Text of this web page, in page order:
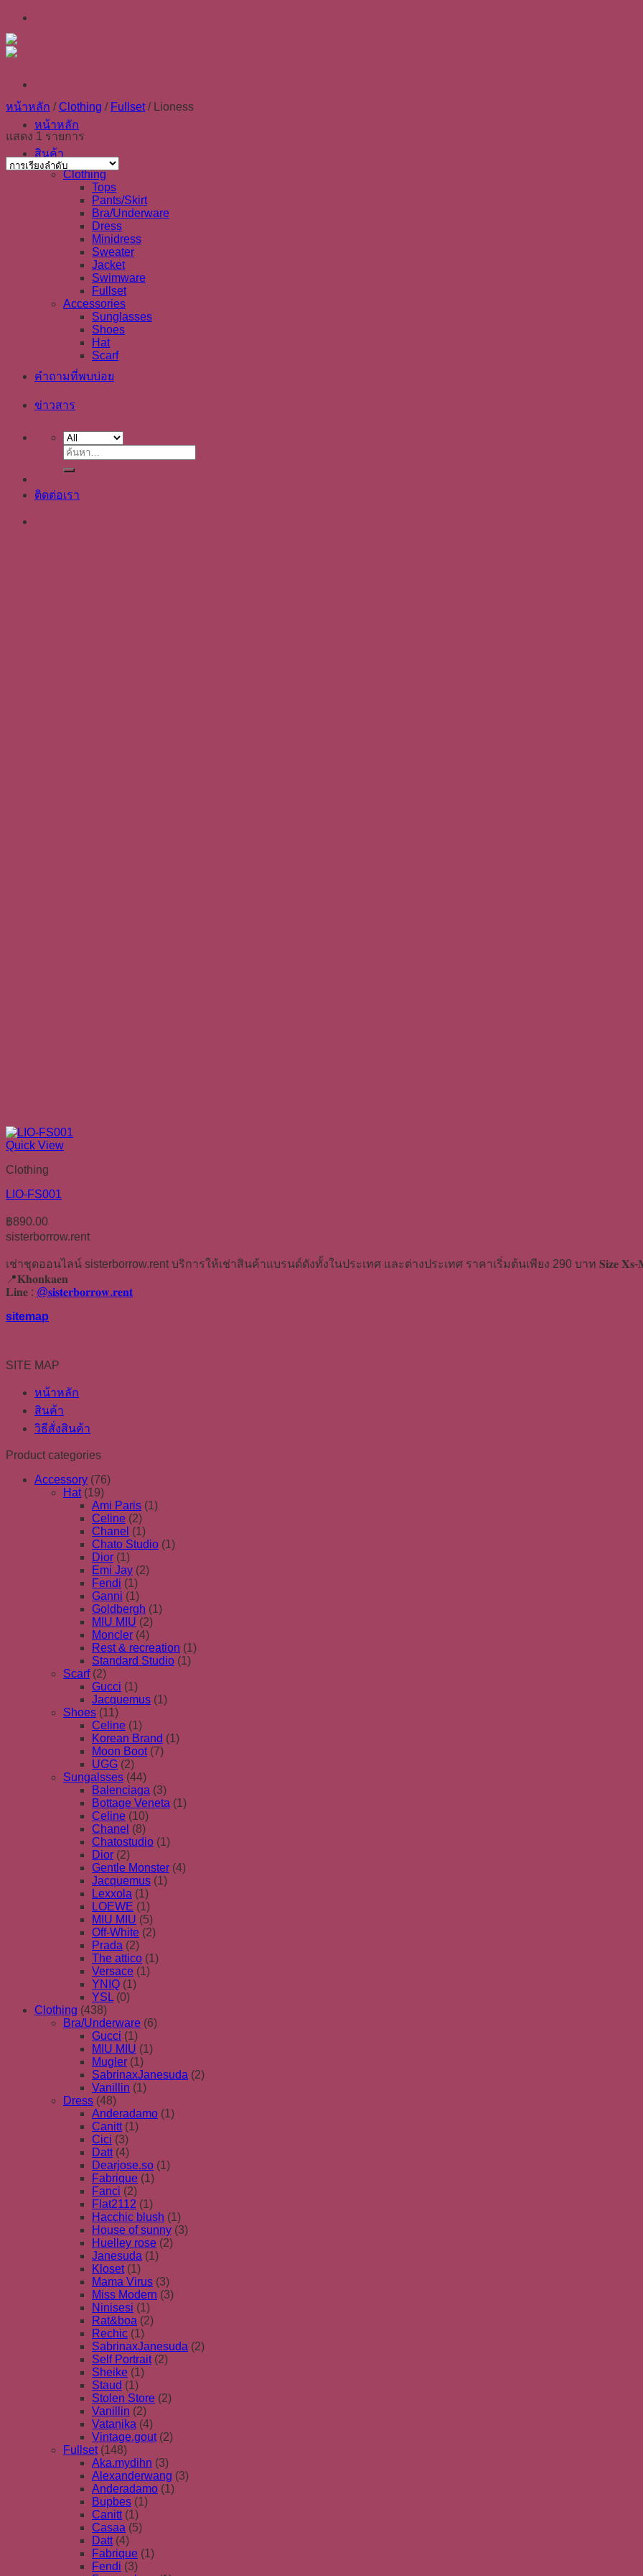
Skip
content
หน้าหลัก
สินค้า
Clothing
Tops
Pants/Skirt
Bra/Underware
Dress
Minidress
Sweater
Jacket
Swimware
Fullset
Accessories
Sunglasses
Shoes
Hat
Scarf
คำถามที่พบบ่อย
ข่าวสาร
ค้นหา:
ติดต่อเรา
หน้าหลัก / Clothing / Fullset /Lioness
แสดง 1 รายการ
Quick View
Clothing
LIO-FS001
฿890.00
sisterborrow.rent
เช่าชุดออนไลน์ sisterborrow.rent บริการให้เช่าสินค้าแบรนด์ดังทั้งในประเทศ และต่างประเทศ ราคาเริ่มต้นเพียง 290 บาท 𝐒𝐢𝐳𝐞
📍𝐊𝐡𝐨𝐧𝐤𝐚𝐞𝐧
𝐋𝐢𝐧𝐞 : @𝐬𝐢𝐬𝐭𝐞𝐫𝐛𝐨𝐫𝐫𝐨𝐰.𝐫𝐞𝐧𝐭
sitemap
SITE MAP
หน้าหลัก
สินค้า
วิธีสั่งสินค้า
Product categories
Accessory (76)
Hat (19)
Ami Paris (1)
Celine (2)
Chanel (1)
Chato Studio (1)
Dior (1)
Emi Jay (2)
Fendi (1)
Ganni (1)
Goldbergh (1)
MIU MIU (2)
Moncler (4)
Rest & recreation (1)
Standard Studio (1)
Scarf (2)
Gucci (1)
Jacquemus (1)
Shoes (11)
Celine (1)
Korean Brand (1)
Moon Boot (7)
UGG (2)
Sungalsses (44)
Balenciaga (3)
Bottage Veneta (1)
Celine (10)
Chanel (8)
Chatostudio (1)
Dior (2)
Gentle Monster (4)
Jacquemus (1)
Lexxola (1)
LOEWE (1)
MIU MIU (5)
Off-White (2)
Prada (2)
The attico (1)
Versace (1)
YNIQ (1)
YSL (0)
Clothing (438)
Bra/Underware (6)
Gucci (1)
MIU MIU (1)
Mugler (1)
SabrinaxJanesuda (2)
Vanillin (1)
Dress (48)
Anderadamo (1)
Canitt (1)
Cici (3)
Datt (4)
Dearjose.so (1)
Fabrique (1)
Fanci (2)
Flat2112 (1)
Hacchic blush (1)
House of sunny (3)
Huelley rose (2)
Janesuda (1)
Kloset (1)
Mama Virus (3)
Miss Modern (3)
Ninisesi (1)
Rat&boa (2)
Rechic (1)
SabrinaxJanesuda (2)
Self Portrait (2)
Sheike (1)
Staud (1)
Stolen Store (2)
Vanillin (2)
Vatanika (4)
Vintage.gout (2)
Fullset (148)
Aka.mydihn (3)
Alexanderwang (3)
Anderadamo (1)
Bupbes (1)
Canitt (1)
Casaa (5)
Datt (4)
Fabrique (1)
Fendi (3)